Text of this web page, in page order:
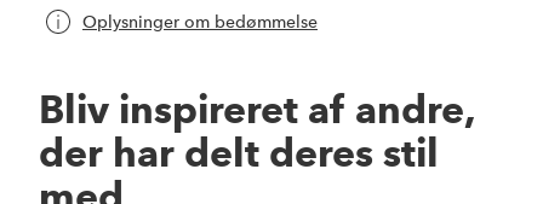
Oplysninger om bedømmelse
Bliv inspireret af andre,
der har delt deres stil